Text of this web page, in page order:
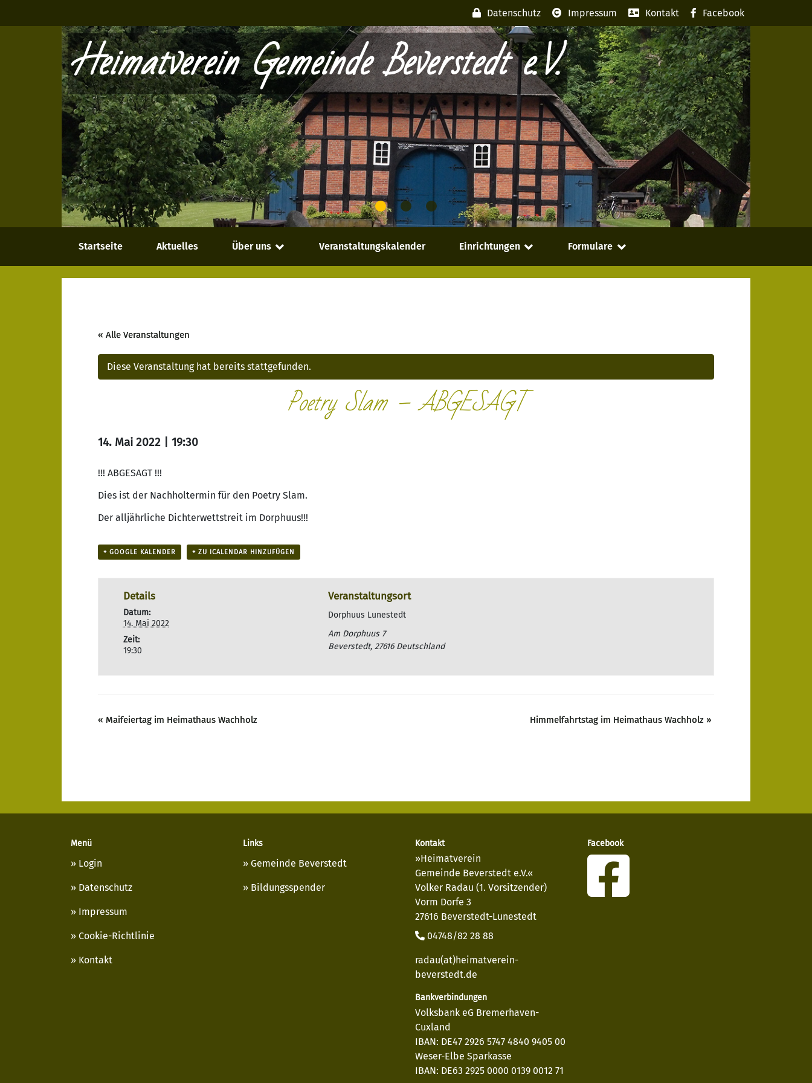
Datenschutz Impressum Kontakt Facebook
Heimatverein Gemeinde Beverstedt e.V.
Startseite Aktuelles Über uns Veranstaltungskalender Einrichtungen Formulare
« Alle Veranstaltungen
Diese Veranstaltung hat bereits stattgefunden.
Poetry Slam – ABGESAGT
14. Mai 2022 | 19:30
!!! ABGESAGT !!!
Dies ist der Nachholtermin für den Poetry Slam.
Der alljährliche Dichterwettstreit im Dorphuus!!!
+ GOOGLE KALENDER + ZU ICALENDAR HINZUFÜGEN
Details
Datum:
14. Mai 2022
Zeit:
19:30
Veranstaltungsort
Dorphuus Lunestedt
Am Dorphuus 7
Beverstedt, 27616 Deutschland
« Maifeiertag im Heimathaus Wachholz Himmelfahrtstag im Heimathaus Wachholz »
Menü
Login
Datenschutz
Impressum
Cookie-Richtlinie
Kontakt
Links
Gemeinde Beverstedt
Bildungsspender
Kontakt
»Heimatverein
Gemeinde Beverstedt e.V.«
Volker Radau (1. Vorsitzender)
Vorm Dorfe 3
27616 Beverstedt-Lunestedt
04748/82 28 88
radau(at)heimatverein-
beverstedt.de
Bankverbindungen
Volksbank eG Bremerhaven-
Cuxland
IBAN: DE47 2926 5747 4840 9405 00
Weser-Elbe Sparkasse
IBAN: DE63 2925 0000 0139 0012 71
Facebook